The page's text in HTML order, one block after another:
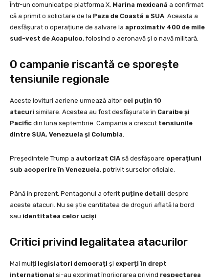
Într-un comunicat pe platforma X, Marina mexicană a confirmat
că a primit o solicitare de la Paza de Coastă a SUA . Aceasta a
desfășurat o operațiune de salvare la aproximativ 400 de mile
sud-vest de Acapulco, folosind o aeronavă și o navă militară.
O campanie riscantă ce sporește
tensiunile regionale
Aceste lovituri aeriene urmează altor cel puțin 10
atacuri similare. Acestea au fost desfășurate în Caraibe și
Pacific din luna septembrie. Campania a crescut tensiunile
dintre SUA, Venezuela și Columbia
Președintele Trump a autorizat CIA să desfășoare operațiuni
sub acoperire în Venezuela, potrivit surselor oficiale.
Până în prezent, Pentagonul a oferit puține detalii despre
aceste atacuri. Nu se știe cantitatea de droguri aflată la bord
sau identitatea celor uciși
Critici privind legalitatea atacurilor
Mai mulți legislatori democrați și experți în drept
internațional și-au exprimat îngrijorarea privind respectarea